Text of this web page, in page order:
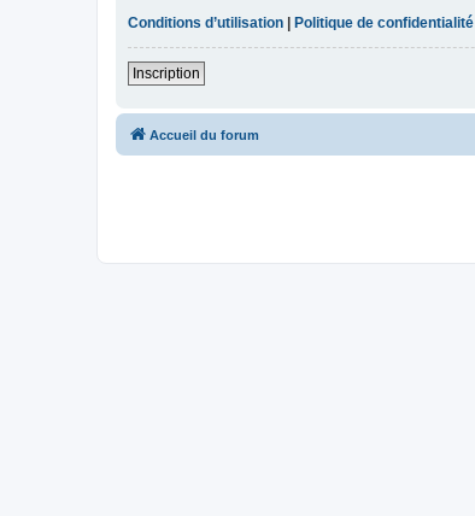
Conditions d’utilisation
Politique de confidentialité
Inscription
Accueil du forum